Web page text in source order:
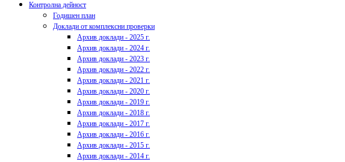
Контролна дейност
Годишен план
Доклади от комплексни проверки
Архив доклади - 2025 г.
Архив доклади - 2024 г.
Архив доклади - 2023 г.
Архив доклади - 2022 г.
Архив доклади - 2021 г.
Архив доклади - 2020 г.
Архив доклади - 2019 г.
Архив доклади - 2018 г.
Архив доклади - 2017 г.
Архив доклади - 2016 г.
Архив доклади - 2015 г.
Архив доклади - 2014 г.